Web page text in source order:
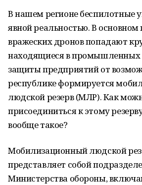
В нашем регионе беспилотные
явной реальностью. В основном
вражеских дронов попадают
находящиеся в промышленных
защиты предприятий от
республике формируется
людской резерв (МЛР). Как
присоединиться к этому
вообще такое?
Мобилизационный людской
представляет собой
Министерства обороны,